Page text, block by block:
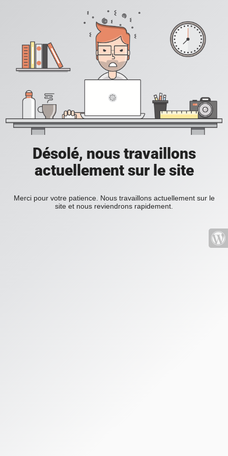
Désolé, nous travaillons
actuellement sur le site
Merci pour votre patience. Nous travaillons actuellement sur le
site et nous reviendrons rapidement.